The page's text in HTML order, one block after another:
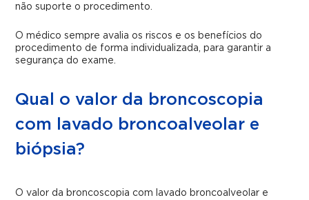
não suporte o procedimento.
O médico sempre avalia os riscos e os benefícios do
procedimento de forma individualizada, para garantir a
segurança do exame.
Qual o valor da broncoscopia
com lavado broncoalveolar e
biópsia?
O valor da broncoscopia com lavado broncoalveolar e